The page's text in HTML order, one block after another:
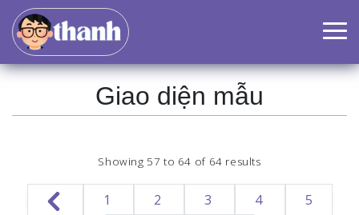
Giao diện mẫu
Showing 57 to 64 of 64 results
1 2 3 4
5